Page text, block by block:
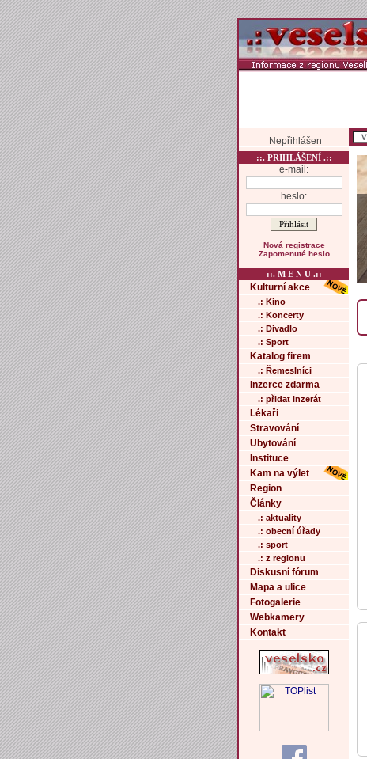
Nepřihlášen
::. PRIHLÁŠENÍ .::
e-mail:
heslo:
Nová registrace
Zapomenuté heslo
::. M E N U .::
Kulturní akce
.: Kino
.: Koncerty
.: Divadlo
.: Sport
Katalog firem
.: Řemeslníci
Inzerce zdarma
.: přidat inzerát
Lékaři
Stravování
Ubytování
Instituce
Kam na výlet
Region
Články
.: aktuality
.: obecní úřady
.: sport
.: z regionu
Diskusní fórum
Mapa a ulice
Fotogalerie
Webkamery
Kontakt